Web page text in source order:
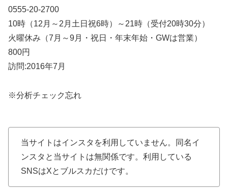
0555-20-2700
10時（12月～2月土日祝6時）～21時（受付20時30分）
火曜休み（7月～9月・祝日・年末年始・GWは営業）
800円
訪問:2016年7月
※分析チェック忘れ
当サイトはインスタを利用していません。同名イ
ンスタと当サイトは無関係です。利用している
SNSはXとブルスカだけです。